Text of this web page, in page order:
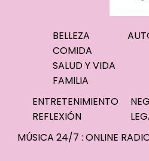
BELLEZA
COMIDA
SALUD Y VIDA
FAMILIA
ENTRETENIMIENTO
REFLEXIÓN
MÚSICA 24/7 : ONLINE